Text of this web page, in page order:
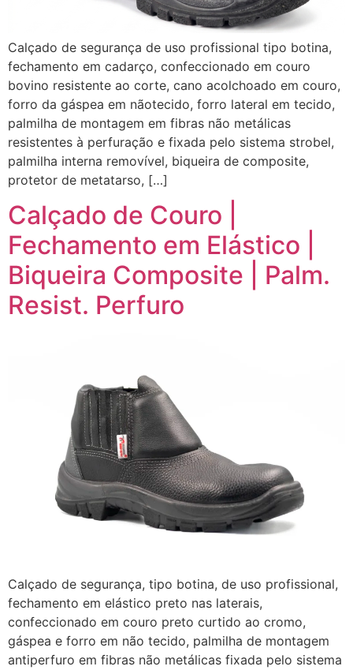
Calçado de segurança de uso profissional tipo botina,
fechamento em cadarço, confeccionado em couro
bovino resistente ao corte, cano acolchoado em couro,
forro da gáspea em nãotecido, forro lateral em tecido,
palmilha de montagem em fibras não metálicas
resistentes à perfuração e fixada pelo sistema strobel,
palmilha interna removível, biqueira de composite,
protetor de metatarso, […]
Calçado de Couro |
Fechamento em Elástico |
Biqueira Composite | Palm.
Resist. Perfuro
Calçado de segurança, tipo botina, de uso profissional,
fechamento em elástico preto nas laterais,
confeccionado em couro preto curtido ao cromo,
gáspea e forro em não tecido, palmilha de montagem
antiperfuro em fibras não metálicas fixada pelo sistema